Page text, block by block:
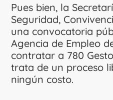
Pues bien, la
Seguridad,
una convocatoria
Agencia de Empleo
contratar a 780
trata de un proceso
ningún costo.